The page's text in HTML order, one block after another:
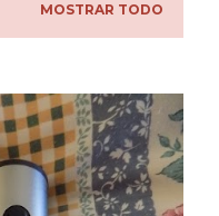
MOSTRAR TODO